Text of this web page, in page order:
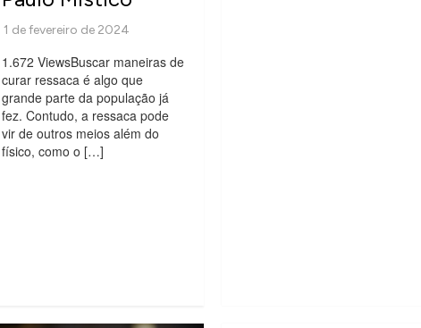
1.672 ViewsBuscar maneiras de
curar ressaca é algo que
grande parte da população já
fez. Contudo, a ressaca pode
vir de outros meios além do
físico, como o […]